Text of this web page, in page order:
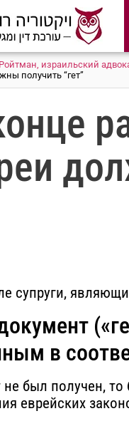
израильский
получить “гет”
супруги,
в
не был получен,
еврейских